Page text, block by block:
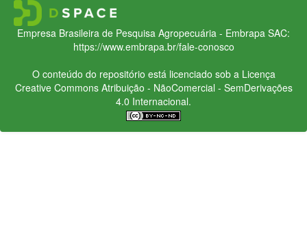
Empresa Brasileira de Pesquisa Agropecuária - Embrapa SAC:
https://www.embrapa.br/fale-conosco
O conteúdo do repositório está licenciado sob a Licença
Creative CommonsAtribuição - NãoComercial - SemDerivações
4.0 Internacional.